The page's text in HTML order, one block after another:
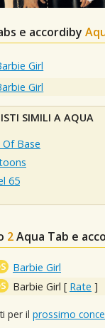
e accordiby
Girl
Girl
SIMILI A AQUA
Of Base
65
2Aqua Tab e
Barbie Girl
Barbie Girl [ Rate ]
per il prossimo